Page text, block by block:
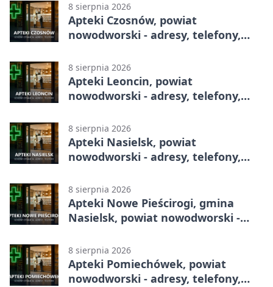
8 sierpnia 2026
Apteki Czosnów, powiat
nowodworski - adresy, telefony,
8 sierpnia 2026
Apteki Leoncin, powiat
nowodworski - adresy, telefony,
8 sierpnia 2026
Apteki Nasielsk, powiat
nowodworski - adresy, telefony,
8 sierpnia 2026
Apteki Nowe Pieścirogi, gmina
Nasielsk, powiat nowodworski -
8 sierpnia 2026
Apteki Pomiechówek, powiat
nowodworski - adresy, telefony,